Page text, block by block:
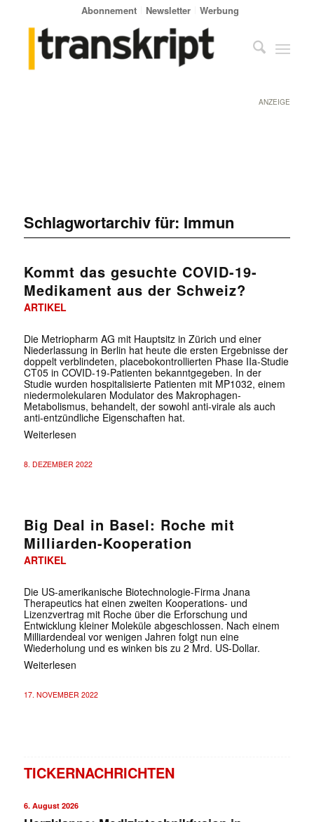
Abonnement Newsletter Werbung
ANZEIGE
Schlagwortarchiv für: Immun
Kommt das gesuchte COVID-19-
Medikament aus der Schweiz?
ARTIKEL
Die Metriopharm AG mit Hauptsitz in Zürich und einer
Niederlassung in Berlin hat heute die ersten Ergebnisse der
doppelt verblindeten, placebokontrollierten Phase IIa-Studie
CT05 in COVID-19-Patienten bekanntgegeben. In der
Studie wurden hospitalisierte Patienten mit MP1032, einem
niedermolekularen Modulator des Makrophagen-
Metabolismus, behandelt, der sowohl anti-virale als auch
anti-entzündliche Eigenschaften hat.
Weiterlesen
8. DEZEMBER 2022
Big Deal in Basel: Roche mit
Milliarden-Kooperation
ARTIKEL
Die US-amerikanische Biotechnologie-Firma Jnana
Therapeutics hat einen zweiten Kooperations- und
Lizenzvertrag mit Roche über die Erforschung und
Entwicklung kleiner Moleküle abgeschlossen. Nach einem
Milliardendeal vor wenigen Jahren folgt nun eine
Wiederholung und es winken bis zu 2 Mrd. US-Dollar.
Weiterlesen
17. NOVEMBER 2022
TICKERNACHRICHTEN
6. August 2026